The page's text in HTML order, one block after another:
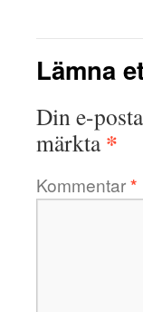
Lämna
Din e-
märkta*
Kommentar*